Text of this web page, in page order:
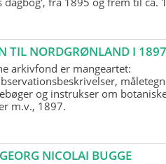
TIL NORDGRØNLAND I
arkivfond er mangeartet:
og instrukser om
m.v., 1897.
NICOLAI BUGGE